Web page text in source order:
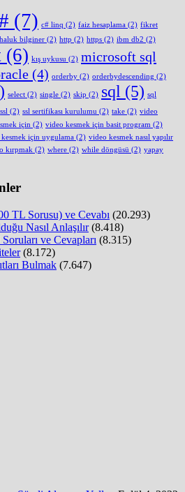
(7) c# linq (2) faiz hesaplama (2) fikret
haluk bilginer (2) http (2) https (2) ibm db2 (2)
(6) kış uykusu (2) microsoft sql
(4) orderby (2) orderbydescending (2)
select (2) single (2) skip (2) sql (5) sql
ssl (2) ssl sertifikası kurulumu (2) take (2) video
için (2) video kesmek için basit program (2)
için uygulama (2) video kesmek nasıl yapılır
kırpmak (2) where (2) while döngüsü (2) yapay
TL Sorusu) ve Cevabı (20.293)
Nasıl Anlaşılır (8.418)
ve Cevapları (8.315)
(8.172)
Bulmak (7.647)